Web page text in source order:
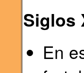
Siglos
En